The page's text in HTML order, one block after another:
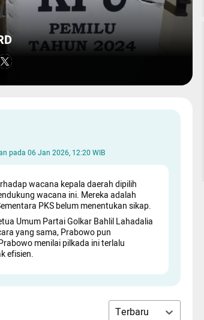
pada 06 Jan 2026, 12:20 WIB
wacana kepala daerah dipilih
wacana ini. Mereka adalah
PKS belum menentukan sikap.
Umum Partai Golkar Bahlil Lahadalia
yang sama, Prabowo pun
menilai pilkada ini terlalu
efisien.
Terbaru